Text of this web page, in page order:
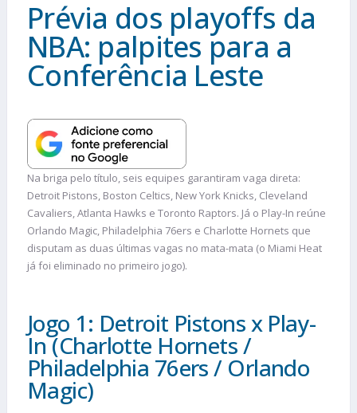
Prévia dos playoffs da
NBA: palpites para a
Conferência Leste
Na briga pelo título, seis equipes garantiram vaga direta:
Detroit Pistons, Boston Celtics, New York Knicks, Cleveland
Cavaliers, Atlanta Hawks e Toronto Raptors. Já o Play-In reúne
Orlando Magic, Philadelphia 76ers e Charlotte Hornets que
disputam as duas últimas vagas no mata-mata (o Miami Heat
já foi eliminado no primeiro jogo).
Jogo 1: Detroit Pistons x Play-
In (Charlotte Hornets /
Philadelphia 76ers / Orlando
Magic)